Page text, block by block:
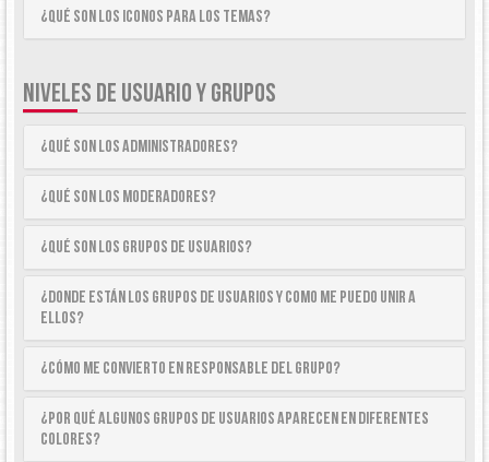
¿Qué son los iconos para los temas?
NIVELES DE USUARIO Y GRUPOS
¿Qué son los Administradores?
¿Qué son los Moderadores?
¿Qué son los Grupos de Usuarios?
¿Donde están los Grupos de Usuarios y como me puedo unir a
ellos?
¿Cómo me convierto en Responsable del Grupo?
¿Por qué algunos Grupos de Usuarios aparecen en diferentes
colores?